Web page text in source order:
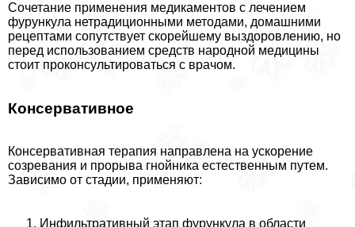
Сочетание применения медикаментов с лечением
фурункула нетрадиционными методами, домашними
рецептами сопутствует скорейшему выздоровлению, но
перед использованием средств народной медицины
стоит проконсультироваться с врачом.
Консервативное
Консервативная терапия направлена на ускорение
созревания и прорыва гнойника естественным путем.
Зависимо от стадии, применяют:
Инфильтративный этап фурункула в области